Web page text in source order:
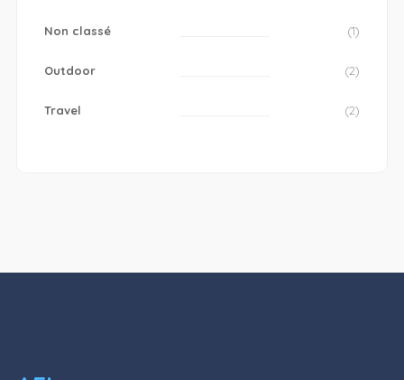
Non classé (1)
Outdoor (2)
Travel (2)